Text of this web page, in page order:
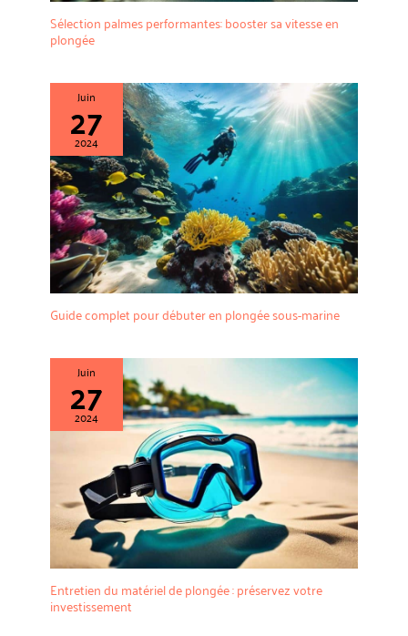
Sélection palmes performantes: booster sa vitesse en
plongée
Juin
27
2024
Guide complet pour débuter en plongée sous-marine
Juin
27
2024
Entretien du matériel de plongée : préservez votre
investissement